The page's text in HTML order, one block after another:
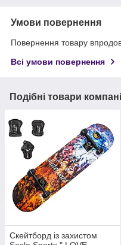
Умови повернення
Повернення товару
Всі умови повернення
Подібні товари
Скейтборд із захистом